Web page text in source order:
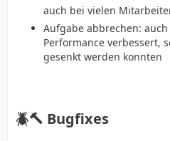
auch bei vielen
Aufgabe abbrechen:
Performance verbessert,
gesenkt werden konnten
🪲🔨 Bugfixes